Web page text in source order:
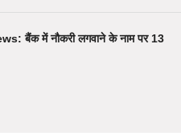
बैंक में नौकरी लगवाने के नाम पर 13